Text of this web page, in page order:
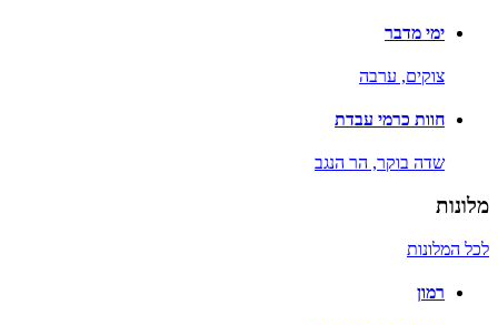
ימי מדבר
צוקים, ערבה
חוות כרמי עבדת
שדה בוקר, הר הנגב
מלונות
לכל המלונות
רמון